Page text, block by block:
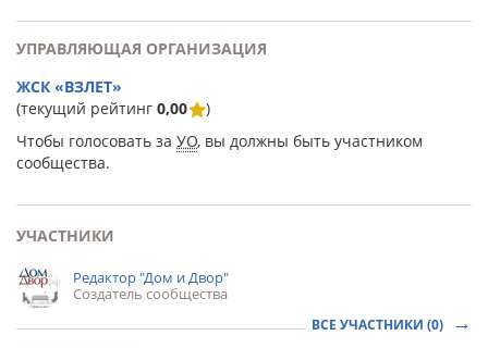
УПРАВЛЯЮЩАЯ ОРГАНИЗАЦИЯ
ЖСК «ВЗЛЕТ»
(текущий рейтинг 0,00
)
Чтобы голосовать за УО, вы должны быть участником
сообщества.
УЧАСТНИКИ
Редактор "Дом и Двор"
Создатель сообщества
ВСЕ УЧАСТНИКИ (0)